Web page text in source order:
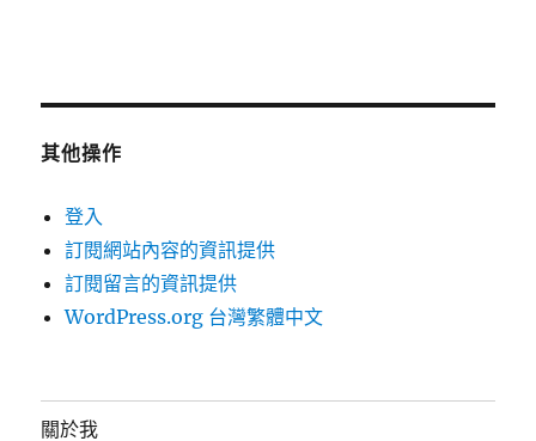
其他操作
登入
訂閱網站內容的資訊提供
訂閱留言的資訊提供
WordPress.org 台灣繁體中文
關於我